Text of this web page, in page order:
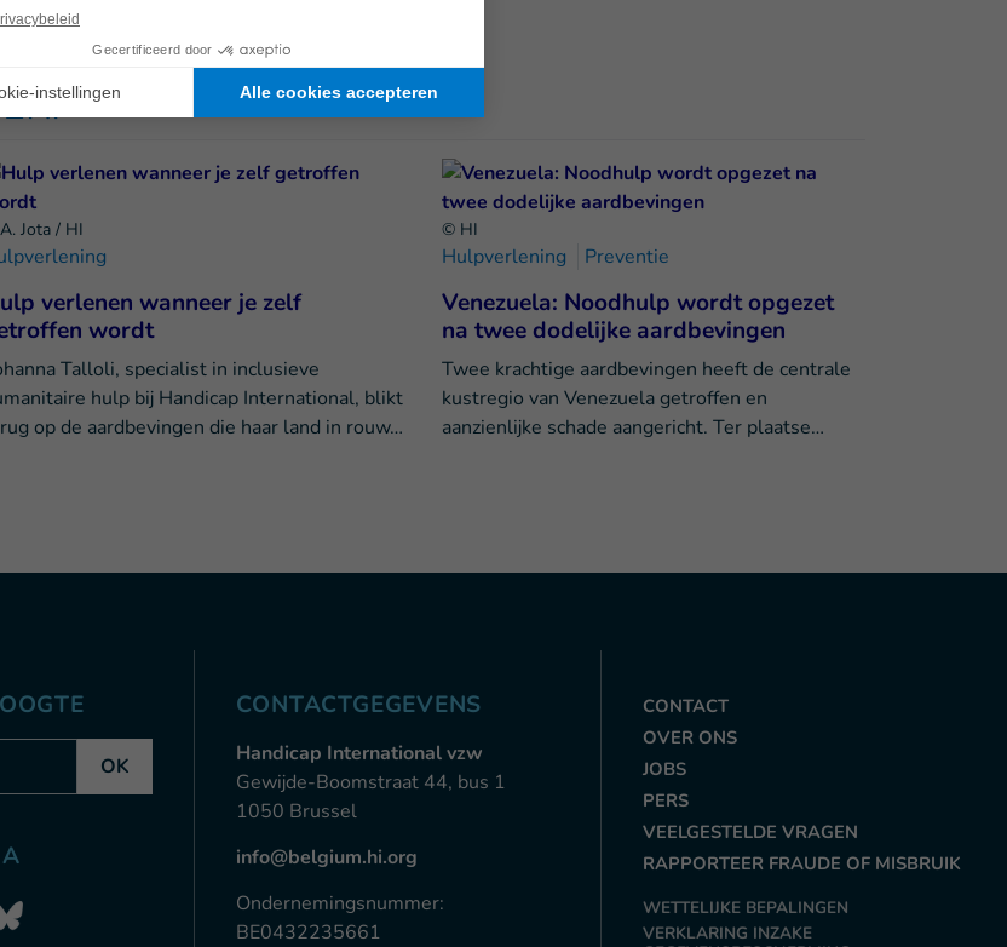
Jota / HI
verlenen wanneer je zelf
wordt
Talloli, specialist in inclusieve
hulp bij Handicap International, blikt
op de aardbevingen die haar land in rouw…
© HI
Hulpverlening Preventie
Venezuela: Noodhulp wordt opgezet
na twee dodelijke aardbevingen
Twee krachtige aardbevingen heeft de centrale
kustregio van Venezuela getroffen en
aanzienlijke schade aangericht. Ter plaatse…
OK
CONTACTGEGEVENS
Handicap International vzw
Gewijde-Boomstraat 44, bus 1
1050 Brussel
info@belgium.hi.org
Ondernemingsnummer:
BE0432235661
CONTACT
OVER ONS
JOBS
PERS
VEELGESTELDE VRAGEN
RAPPORTEER FRAUDE OF MISBRUIK
WETTELIJKE BEPALINGEN
VERKLARING INZAKE